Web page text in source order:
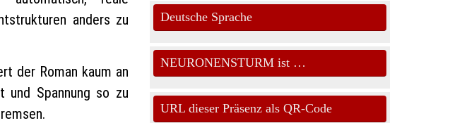
anders zu
der Roman kaum an
und Spannung so zu
Deutsche Sprache
NEURONENSTURM ist …
URL dieser Präsenz als QR-Code